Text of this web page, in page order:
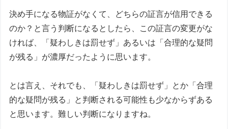
決め手になる物証がなくて、どちらの証言が信用できる
のか？と言う判断になるとしたら、この証言の変更がな
ければ、「疑わしきは罰せず」あるいは「合理的な疑問
が残る」が濃厚だったように思います。
とは言え、それでも、「疑わしきは罰せず」とか「合理
的な疑問が残る」と判断される可能性も少なからずある
と思います。難しい判断になりますね。